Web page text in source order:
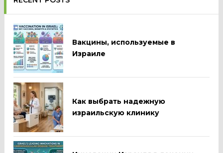
Вакцины, используемые в
Израиле
Как выбрать надежную
израильскую клинику